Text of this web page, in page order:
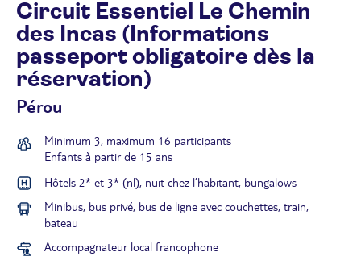
Circuit Essentiel Le Chemin
des Incas (Informations
passeport obligatoire dès la
réservation)
Pérou
Minimum 3, maximum 16 participants
Enfants à partir de 15 ans
Hôtels 2* et 3* (nl), nuit chez l’habitant, bungalows
Minibus, bus privé, bus de ligne avec couchettes, train,
bateau
Accompagnateur local francophone